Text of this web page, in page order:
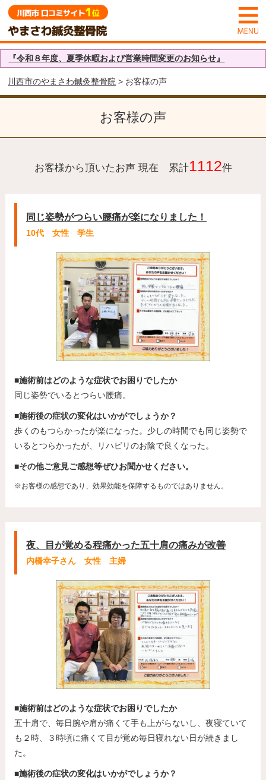
『令和８年度、夏季休暇および営業時間変更のお知らせ』
川西市のやまさわ鍼灸整骨院 > お客様の声
お客様の声
お客様から頂いたお声 現在 累計1112件
同じ姿勢がつらい腰痛が楽になりました！
10代 女性 学生
■施術前はどのような症状でお困りでしたか
同じ姿勢でいるとつらい腰痛。
■施術後の症状の変化はいかがでしょうか？
歩くのもつらかったが楽になった。少しの時間でも同じ姿勢で
いるとつらかったが、リハビリのお陰で良くなった。
■その他ご意見ご感想等ぜひお聞かせください。
※お客様の感想であり、効果効能を保障するものではありません。
夜、目が覚める程痛かった五十肩の痛みが改善
内橋幸子さん 女性 主婦
■施術前はどのような症状でお困りでしたか
五十肩で、毎日腕や肩が痛くて手も上がらないし、夜寝ていて
も２時、３時頃に痛くて目が覚め毎日寝れない日が続きまし
た。
■施術後の症状の変化はいかがでしょうか？